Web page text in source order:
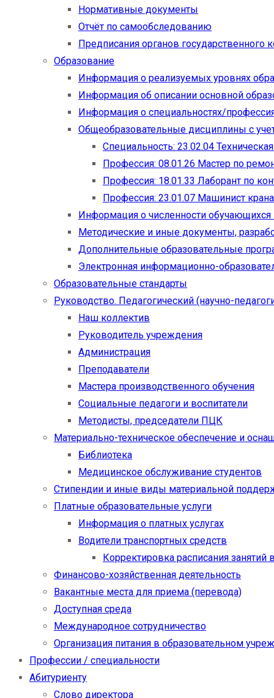
Нормативные документы
Отчёт по самообследованию
Предписания органов государственного
Образование
Информация о реализуемых уровнях
Информация об описании основной
Информация о специальностях/
Общеобразовательные дисциплины с
Специальность: 23.02.04
Профессия: 08.01.26 Мастер по
Профессия: 18.01.33 Лаборант по
Профессия: 23.01.07 Машинист
Информация о численности
Методические и иные документы,
Дополнительные образовательные
Электронная информационно-
Образовательные стандарты
Руководство. Педагогический (научно-
Наш коллектив
Руководитель учреждения
Администрация
Преподаватели
Мастера производственного обучения
Социальные педагоги и воспитатели​
Методисты, председатели ПЦК
Материально-техническое обеспечение и
Библиотека
Медицинское обслуживание студентов
Стипендии и иные виды материальной
Платные образовательные услуги
Информация о платных услугах
Водители транспортных средств
Корректировка расписания занятий
Финансово-хозяйственная деятельность
Вакантные места для приема (перевода)
Доступная среда
Международное сотрудничество
Организация питания в образовательном
Профессии / специальности
Абитуриенту
Слово директора